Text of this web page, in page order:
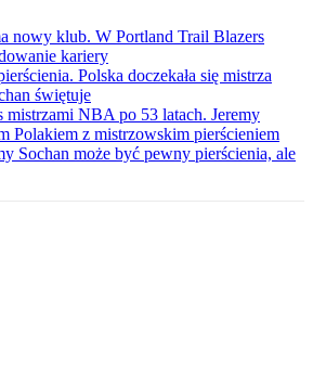
nowy klub. W Portland Trail Blazers
kariery
Polska doczekała się mistrza
świętuje
NBA po 53 latach. Jeremy
Polakiem z mistrzowskim pierścieniem
Sochan może być pewny pierścienia, ale